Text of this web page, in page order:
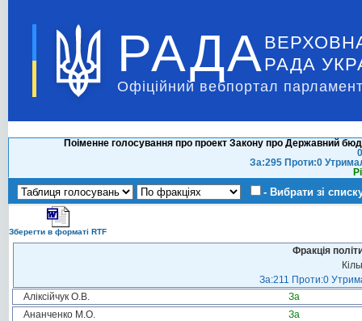
РАДА РАДА
Офіційний вебпортал
Поіменне голосування про проект Закону про Державний
За:295 Проти:0
- Вибрати зі
Зберегти в форматі RTF
Фракція
За:211 Проти:0
Аліксійчук О.В.
За
Ананченко М.О.
За